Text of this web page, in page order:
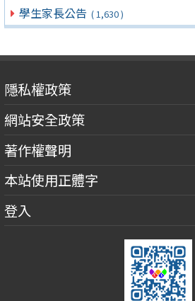
學生家長公告 ( 1,630 )
隱私權政策
網站安全政策
著作權聲明
本站使用正體字
登入